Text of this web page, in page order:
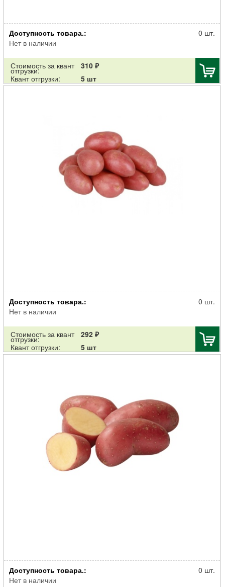
Картофель семенной Метеор ранний 30-55мм суперэлита 2кг
Доступность товара.:
Нет в наличии
0 шт.
Стоимость за квант
отгрузки:
310 ₽
Квант отгрузки:
5 шт
Картофель семенной Фаворит 30-55мм суперэлита 2кг
Доступность товара.:
Нет в наличии
0 шт.
Стоимость за квант
отгрузки:
292 ₽
Квант отгрузки:
5 шт
Картофель семенной Ред Скарлетт 30-55мм суперэлита 2кг
Доступность товара.:
Нет в наличии
0 шт.